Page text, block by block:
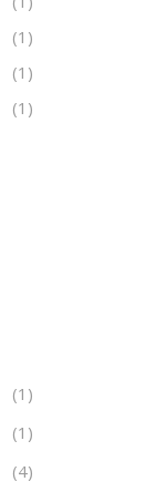
(1)
(1)
(1)
(1)
(1)
(4)